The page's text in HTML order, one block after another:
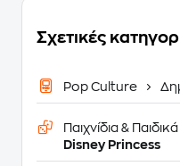
Σχετικές
Pop Culture
Παιχνίδια & Παιδικά
Disney Princess